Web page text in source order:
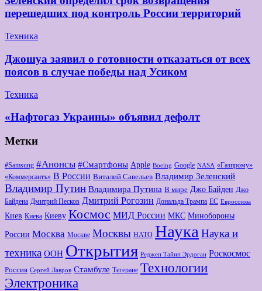
перешедших под контроль России территорий
Техника
Джошуа заявил о готовности отказаться от всех
поясов в случае победы над Усиком
Техника
«Нафтогаз Украины» объявил дефолт
Метки
#Samsung #Анонсы #Смартфоны Apple Boeing Google NASA «Газпрому»
«Коммерсантъ» В России Виталий Савельев Владимир Зеленский
Владимир Путин Владимира Путина В мире Джо Байден Джо
Байдена Дмитрий Песков Дмитрий Рогозин Дональда Трампа ЕС Евросоюза
Киев Киева Киеву Космос МИД России МКС Минобороны
России Москва Москве Москвы НАТО Наука Наука и
техника ООН Открытия Реджеп Тайип Эрдоган Роскосмос
Россия Сергей Лавров Стамбуле Тегеране Технологии
Электроника